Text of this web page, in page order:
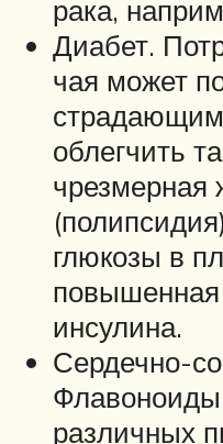
рака,
Диабет.
чая может
облегчить
чрезмерная
глюкозы в
повышенная
инсулина.
Сердечно-
различных